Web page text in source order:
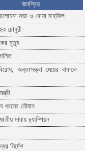
জনপ্রিয়
সভা ও দোয়া মাহফিল
চৌধুরী
মৃত্যু
অন্তঃসত্ত্বা মেয়ের বাবাকে
ধরনের নৌযান
দাবায় চ্যাম্পিয়ন
নির্দেশ